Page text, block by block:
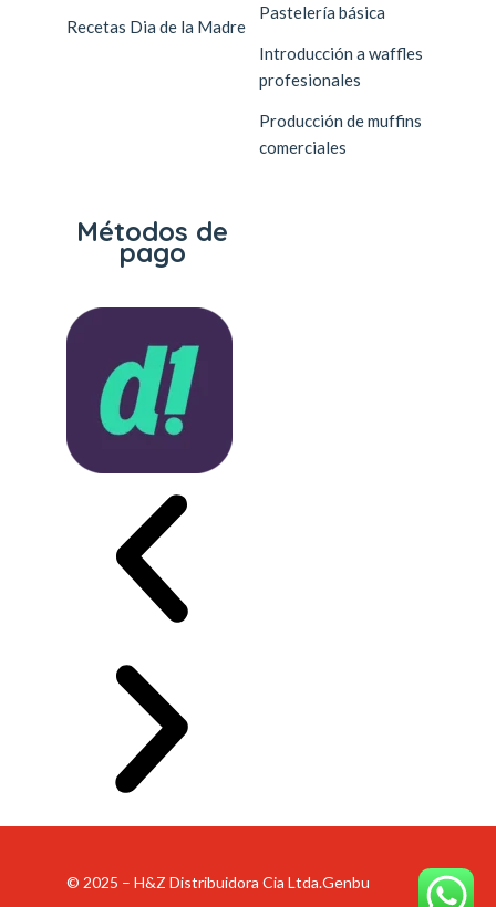
Recetas Dia de la Madre
Pastelería básica
Introducción a waffles
profesionales
Producción de muffins
comerciales
Métodos de
pago
© 2025 – H&Z Distribuidora Cia Ltda.Genbu